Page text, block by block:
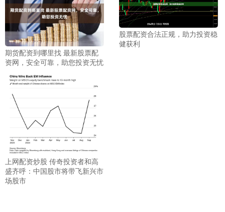
期货配资到哪里找 最新股票配
资网，安全可靠，助您投资无忧
股票配资合法正规，助力投资稳
健获利
上网配资炒股 传奇投资者和高
盛齐呼：中国股市将带飞新兴市
场股市